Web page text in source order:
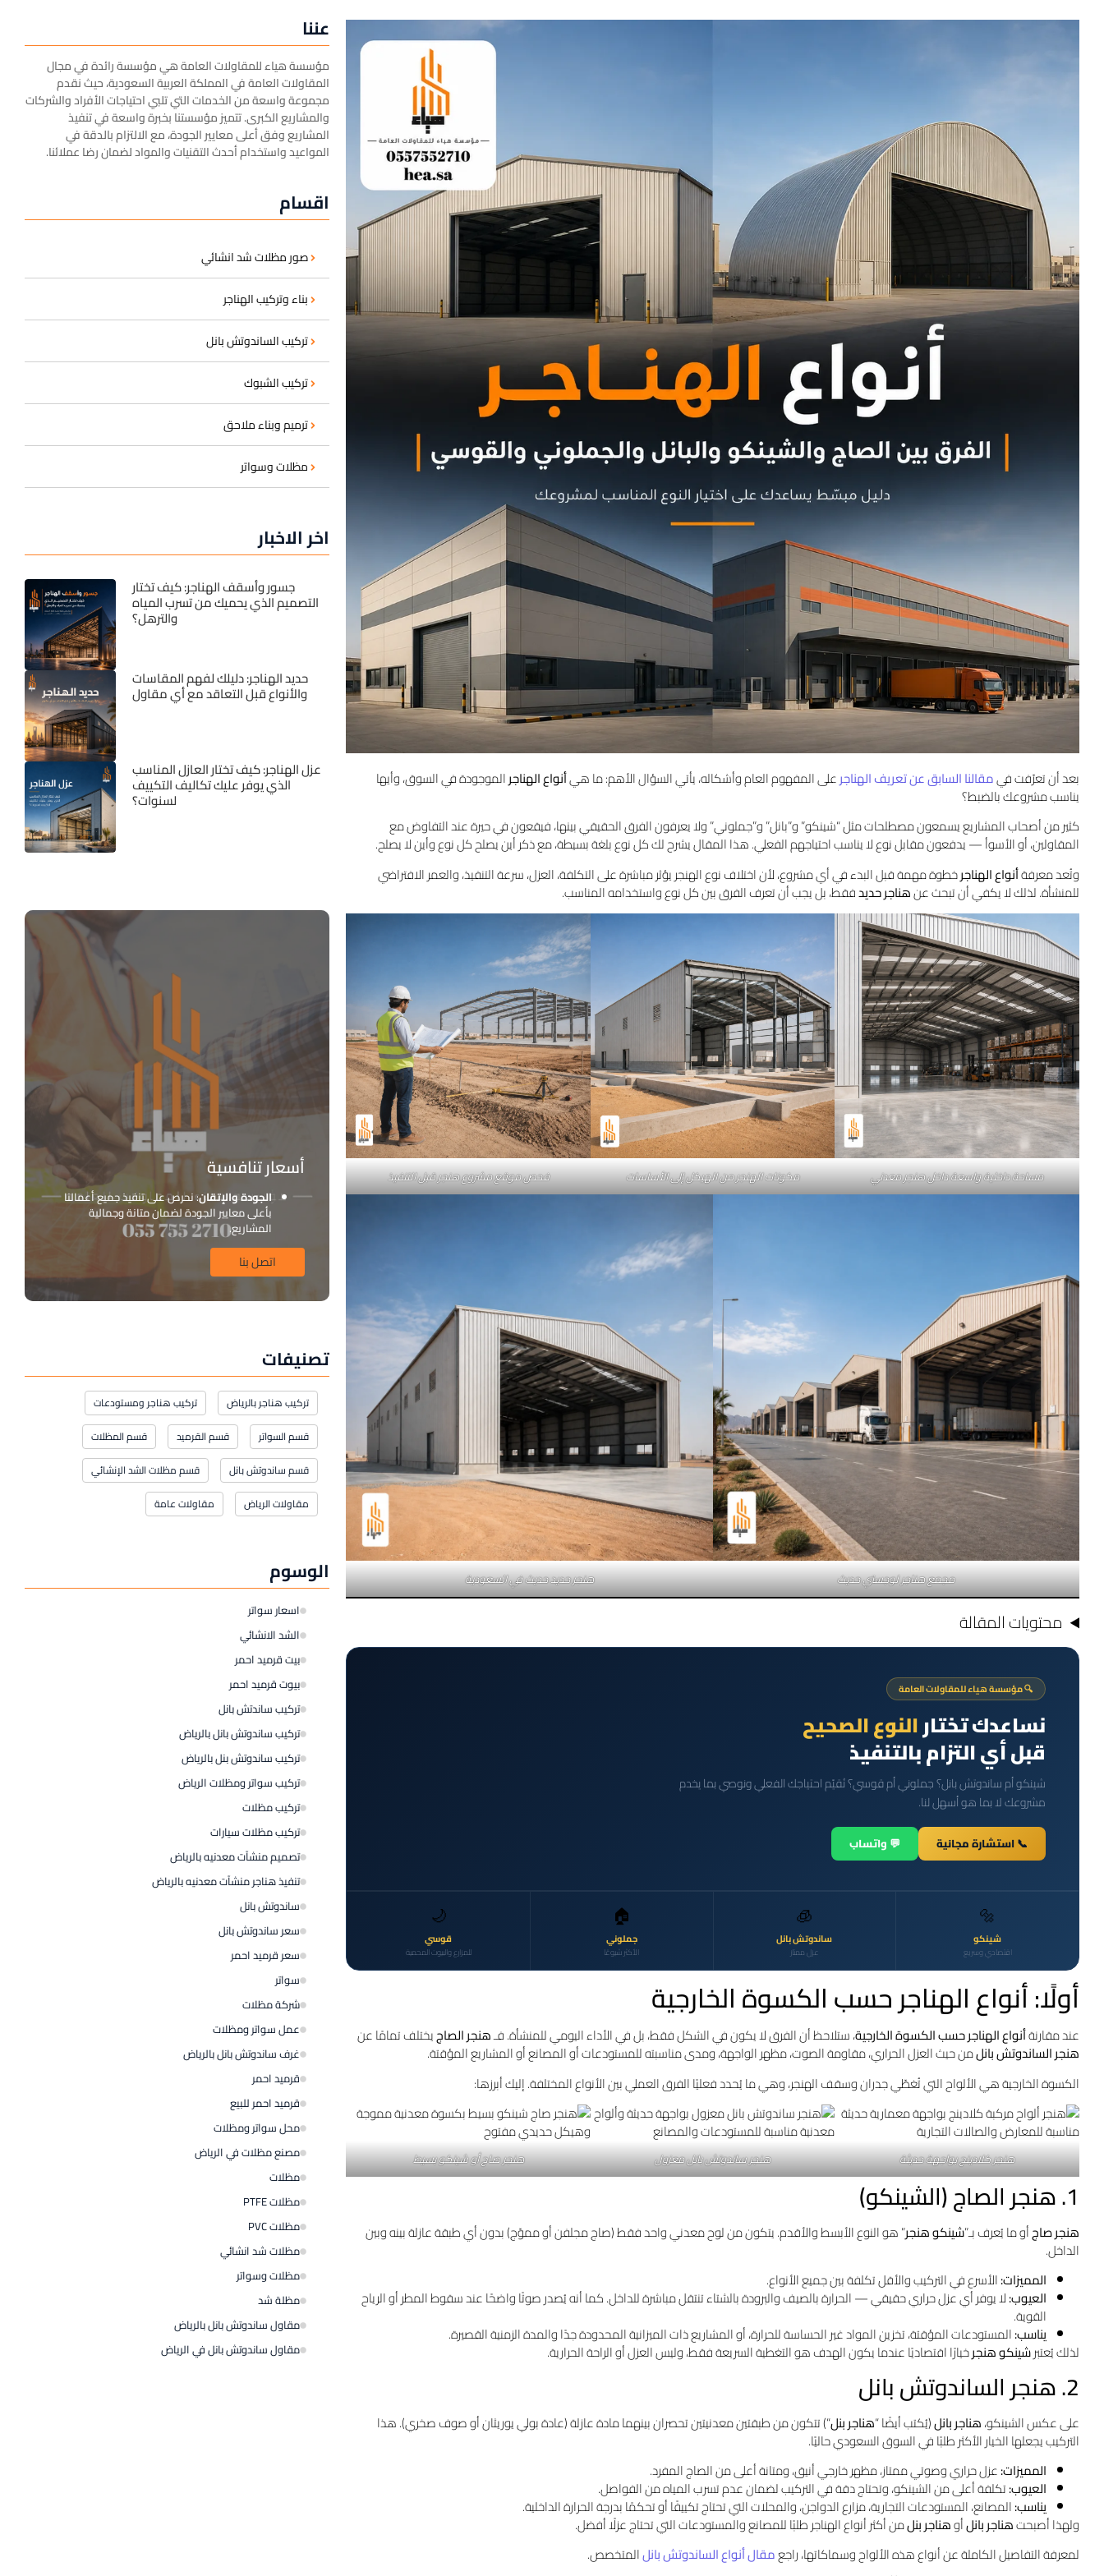
بعد أن تعرّفت فيمقالنا السابق عن تعريف الهناجرعلى المفهوم العام وأشكاله، يأتي السؤال الأهم: ما هيأنواع الهناجرالموجودة في السوق، وأيها
يناسب مشروعك بالضبط؟
كثير من أصحاب المشاريع يسمعون مصطلحات مثل “شينكو” و”بانل” و”جملوني” ولا يعرفون الفرق الحقيقي بينها، فيقعون في حيرة عند التفاوض مع
المقاولين، أو الأسوأ — يدفعون مقابل نوع لا يناسب احتياجهم الفعلي. هذا المقال يشرح لك كل نوع بلغة بسيطة، مع ذكر أين يصلح كل نوع وأين لا يصلح.
وتُعد معرفةأنواع الهناجرخطوة مهمة قبل البدء في أي مشروع، لأن اختلاف نوع الهنجر يؤثر مباشرة على التكلفة، العزل، سرعة التنفيذ، والعمر الافتراضي
للمنشأة. لذلك لا يكفي أن تبحث عنهناجر حديدفقط، بل يجب أن تعرف الفرق بين كل نوع واستخدامه المناسب.
مساحة داخلية واسعة داخل هنجر معدني مكونات الهنجر من الهيكل إلى الأساسات فحص موقع مشروع هنجر قبل التنفيذ
مجمع هناجر لوجستي حديث هنجر حديد حديث في السعودية
محتويات المقالة
🔍 مؤسسة هياء للمقاولات العامة
نساعدك تختارالنوع الصحيح
قبل أي التزام بالتنفيذ
شينكو أم ساندوتش بانل؟ جملوني أم قوسي؟ نُقيّم احتياجك الفعلي ونوصي بما يخدم
مشروعك لا بما هو أسهل لنا.
📞 استشارة مجانية 💬 واتساب
🔩
شينكو
اقتصادي وسريع
🧊
ساندوتش بانل
عزل ممتاز
🏠
جملوني
الأكثر شيوعًا
🌙
قوسي
للمزارع والبيوت المحمية
أولًا: أنواع الهناجر حسب الكسوة الخارجية
عند مقارنةأنواع الهناجر حسب الكسوة الخارجية، ستلاحظ أن الفرق لا يكون في الشكل فقط، بل في الأداء اليومي للمنشأة. فـهنجر الصاجيختلف تمامًا عن
هنجر الساندوتش بانلمن حيث العزل الحراري، مقاومة الصوت، مظهر الواجهة، ومدى مناسبته للمستودعات أو المصانع أو المشاريع المؤقتة.
الكسوة الخارجية هي الألواح التي تُغطّي جدران وسقف الهنجر، وهي ما يُحدد فعليًا الفرق العملي بين الأنواع المختلفة. إليك أبرزها:
هنجر كلادينج بواجهة حديثة هنجر ساندوتش بانل معزول هنجر صاج أو شينكو بسيط
1. هنجر الصاج (الشينكو)
هنجر صاجأو ما يُعرف بـ”شينكو هنجر” هو النوع الأبسط والأقدم. يتكون من لوح معدني واحد فقط (صاج مجلفن أو مموّج) بدون أي طبقة عازلة بينه وبين
الداخل.
المميزات:الأسرع في التركيب والأقل تكلفة بين جميع الأنواع.
العيوب:لا يوفر أي عزل حراري حقيقي — الحرارة بالصيف والبرودة بالشتاء تنتقل مباشرة للداخل. كما أنه يُصدر صوتًا واضحًا عند سقوط المطر أو الرياح
القوية.
يناسب:المستودعات المؤقتة، تخزين المواد غير الحساسة للحرارة، أو المشاريع ذات الميزانية المحدودة جدًا والمدة الزمنية القصيرة.
لذلك يُعتبرشينكو هنجرخيارًا اقتصاديًا عندما يكون الهدف هو التغطية السريعة فقط، وليس العزل أو الراحة الحرارية.
2. هنجر الساندوتش بانل
على عكس الشينكو،هناجر بانل(يُكتب أيضًا “هناجر بنل“) تتكون من طبقتين معدنيتين تحصران بينهما مادة عازلة (عادة بولي يوريثان أو صوف صخري). هذا
التركيب يجعلها الخيار الأكثر طلبًا في السوق السعودي حاليًا.
المميزات:عزل حراري وصوتي ممتاز، مظهر خارجي أنيق، ومتانة أعلى من الصاج المفرد.
العيوب:تكلفة أعلى من الشينكو، وتحتاج دقة في التركيب لضمان عدم تسرب المياه من الفواصل.
يناسب:المصانع، المستودعات التجارية، مزارع الدواجن، والمحلات التي تحتاج تكييفًا أو تحكمًا بدرجة الحرارة الداخلية.
ولهذا أصبحتهناجر بانلأوهناجر بنلمن أكثر أنواع الهناجر طلبًا للمصانع والمستودعات التي تحتاج عزلًا أفضل.
لمعرفة التفاصيل الكاملة عن أنواع هذه الألواح وسماكاتها، راجعمقال أنواع الساندوتش بانلالمتخصص.
عننا
مؤسسة هياء للمقاولات العامة هي مؤسسة رائدة في مجال
المقاولات العامة في المملكة العربية السعودية، حيث نقدم
مجموعة واسعة من الخدمات التي تلبي احتياجات الأفراد والشركات
والمشاريع الكبرى. تتميز مؤسستنا بخبرة واسعة في تنفيذ
المشاريع وفق أعلى معايير الجودة، مع الالتزام بالدقة في
المواعيد واستخدام أحدث التقنيات والمواد لضمان رضا عملائنا.
اقسام
صور مظلات شد انشائي
بناء وتركيب الهناجر
تركيب الساندوتش بانل
تركيب الشبوك
ترميم وبناء ملاحق
مظلات وسواتر
اخر الاخبار
جسور وأسقف الهناجر: كيف تختار
التصميم الذي يحميك من تسرب المياه
والترهل؟
حديد الهناجر: دليلك لفهم المقاسات
والأنواع قبل التعاقد مع أي مقاول
عزل الهناجر: كيف تختار العازل المناسب
الذي يوفر عليك تكاليف التكييف
لسنوات؟
أسعار تنافسية
الجودة والإتقان: نحرص على تنفيذ جميع أعمالنا
بأعلى معايير الجودة لضمان متانة وجمالية
المشاريع.
اتصل بنا
تصنيفات
تركيب هناجر بالرياض
تركيب هناجر ومستودعات
قسم السواتر
قسم القرميد
قسم المظلات
قسم ساندوتش بانل
قسم مظلات الشد الإنشائي
مقاولات الرياض
مقاولات عامة
الوسوم
اسعار سواتر
الشد الانشائي
بيت قرميد احمر
بيوت قرميد احمر
تركيب ساندتش بانل
تركيب ساندوتش بانل بالرياض
تركيب ساندوتش بنل بالرياض
تركيب سواتر ومظلات الرياض
تركيب مظلات
تركيب مظلات سيارات
تصميم منشآت معدنيه بالرياض
تنفيذ هناجر منشآت معدنيه بالرياض
ساندوتش بانل
سعر ساندوتش بانل
سعر قرميد احمر
سواتر
شركة مظلات
عمل سواتر ومظلات
غرف ساندوتش بانل بالرياض
قرميد احمر
قرميد احمر للبيع
محل سواتر ومظلات
مصنع مظلات في الرياض
مظلات
مظلات PTFE
مظلات PVC
مظلات شد انشائي
مظلات وسواتر
مظلة شد
مقاول ساندوتش بانل بالرياض
مقاول ساندوتش بانل في الرياض